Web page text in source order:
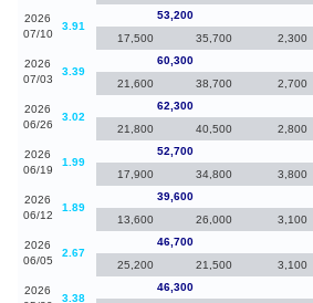
2026
07/10
3.91
53,200
17,500
35,700 2,300
2026
07/03
3.39
60,300
21,600
38,700 2,700
2026
06/26
3.02
62,300
21,800
40,500 2,800
2026
06/19
1.99
52,700
17,900
34,800 3,800
2026
06/12
1.89
39,600
13,600
26,000 3,100
2026
06/05
2.67
46,700
25,200
21,500 3,100
2026
3.38
46,300